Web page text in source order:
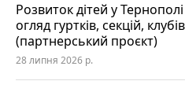
Розвиток дітей у
огляд гуртків, секцій,
(партнерський проєкт)
28 липня 2026 р.